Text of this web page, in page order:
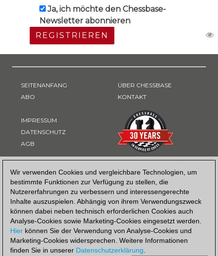
Wir verwenden Cookies und vergleichbare Technologien, um
bestimmte Funktionen zur Verfügung zu stellen, die
Nutzererfahrungen zu verbessern und interessengerechte
Inhalte auszuspielen. Abhängig von ihrem Verwendungszweck
können dabei neben technisch erforderlichen Cookies auch
Analyse-Cookies sowie Marketing-Cookies eingesetzt werden.
Hier können Sie der Verwendung von Analyse-Cookies und
Marketing-Cookies widersprechen. Weitere Informationen
finden Sie in unserer Datenschutzerklärung.
Ja, ich möchte den Chessbase-
Newsletter abonnieren
REGISTRIEREN
SEITENANFANG
ABO
IMPRESSUM
DATENSCHUTZ
AGB
ÜBER CHESSBASE
KONTAKT
ZAHLUNGSART